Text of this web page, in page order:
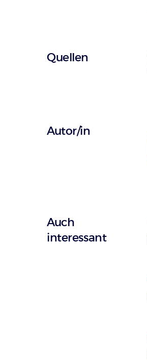
Überschrift
Quellen
Autor/in
Auch
interessant